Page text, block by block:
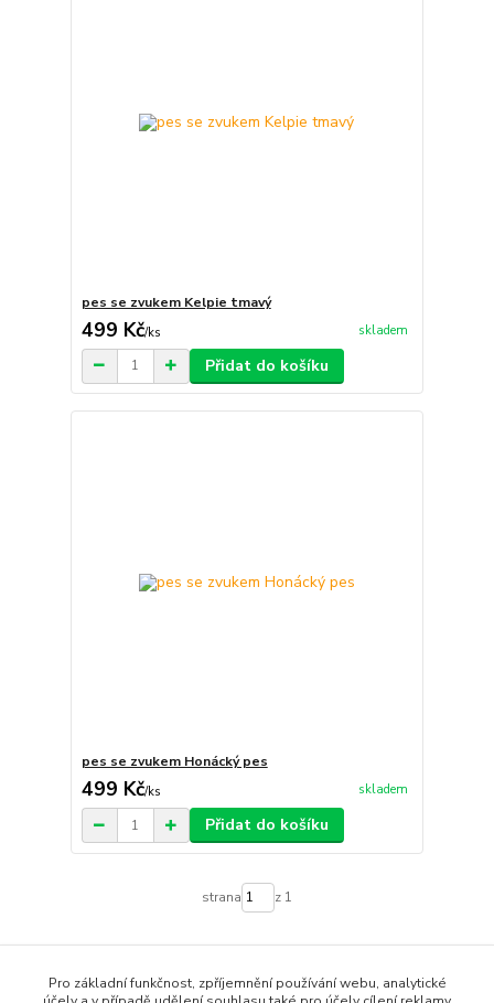
pes se zvukem Kelpie tmavý
499 Kč/ks skladem
Přidat do košíku
pes se zvukem Honácký pes
499 Kč/ks skladem
Přidat do košíku
strana z 1
Pro základní funkčnost, zpříjemnění používání webu, analytické